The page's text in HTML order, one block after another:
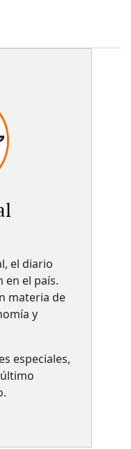
el diario
en el país.​
materia de
y
especiales,